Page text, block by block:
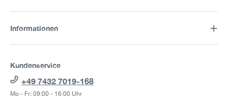
Informationen
Kundenservice
+49 7432 7019-168
Mo - Fr: 09:00 - 16:00 Uhr